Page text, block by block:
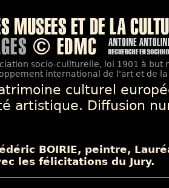
socio-cullturelle, loi 1901 à but
international de l'art et de
culturel
artistique. Diffusion
BOIRIE, peintre,
les félicitations du Jury.